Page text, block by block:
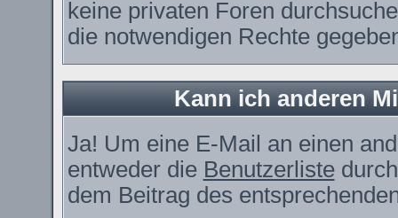
keine privaten Foren
die notwendigen Rechte
Kann ich anderen
Ja! Um eine E-Mail an einen
entweder die Benutzerliste
dem Beitrag des